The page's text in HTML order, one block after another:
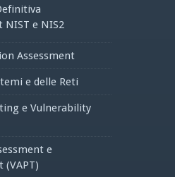
NIST e NIS2
Assessment
e delle Reti
e Vulnerability
e
(VAPT)